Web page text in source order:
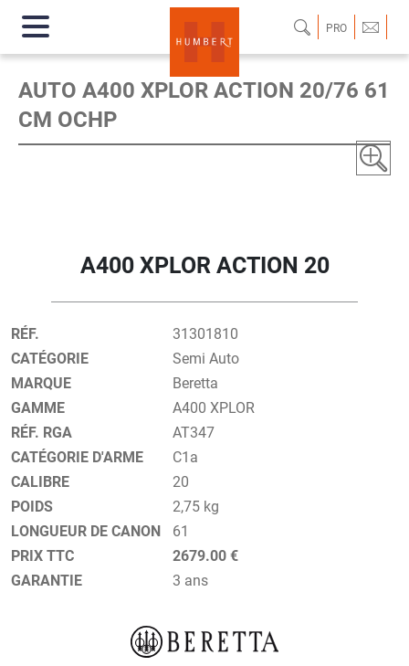
PRO
AUTO A400 XPLOR ACTION 20/76 61
CM OCHP
A400 XPLOR ACTION 20
RÉF.
31301810
CATÉGORIE
Semi Auto
MARQUE
Beretta
GAMME
A400 XPLOR
RÉF. RGA
AT347
CATÉGORIE D'ARME
C1a
CALIBRE
20
POIDS
2,75 kg
LONGUEUR DE CANON
61
PRIX TTC
2679.00 €
GARANTIE
3 ans